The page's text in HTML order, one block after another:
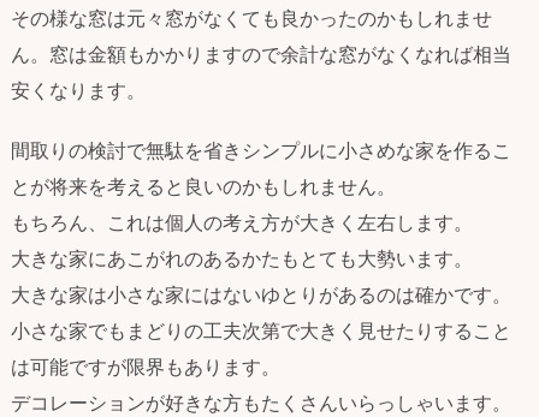
その様な窓は元々窓がなくても良かったのかもしれませ
ん。窓は金額もかかりますので余計な窓がなくなれば相当
安くなります。
間取りの検討で無駄を省きシンプルに小さめな家を作るこ
とが将来を考えると良いのかもしれません。
もちろん、これは個人の考え方が大きく左右します。
大きな家にあこがれのあるかたもとても大勢います。
大きな家は小さな家にはないゆとりがあるのは確かです。
小さな家でもまどりの工夫次第で大きく見せたりすること
は可能ですが限界もあります。
デコレーションが好きな方もたくさんいらっしゃいます。